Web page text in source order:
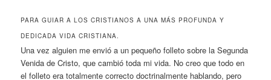
PARA GUIAR A LOS CRISTIANOS A UNA MÁS PROFUNDA Y
DEDICADA VIDA CRISTIANA.
Una vez alguien me envió a un pequeño folleto sobre la Segunda
Venida de Cristo, que cambió toda mi vida. No creo que todo en
el folleto era totalmente correcto doctrinalmente hablando, pero